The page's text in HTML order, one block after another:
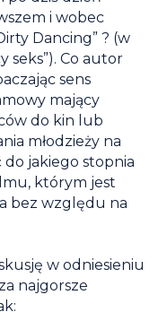
i wobec
Dancing” ? (w
seks”). Co autor
sens
mający
do kin lub
młodzieży na
do jakiego stopnia
którym jest
bez względu na
w odniesieniu
najgorsze